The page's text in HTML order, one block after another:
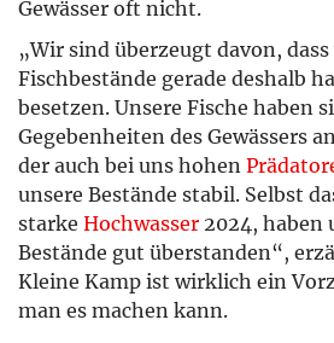
Gewässer oft nicht.
„Wir sind überzeugt davon,
Fischbestände gerade deshalb
besetzen. Unsere Fische haben
Gegebenheiten des Gewässers
der auch bei uns hohen
unsere Bestände stabil. Selbst
starke Hochwasser 2024, haben
Bestände gut überstanden“,
Kleine Kamp ist wirklich ein
man es machen kann.